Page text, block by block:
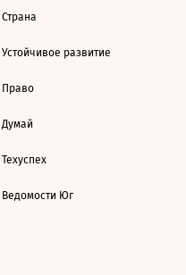
Страна
Устойчивое развитие
Право
Думай
Техуспех
Ведомости Юг